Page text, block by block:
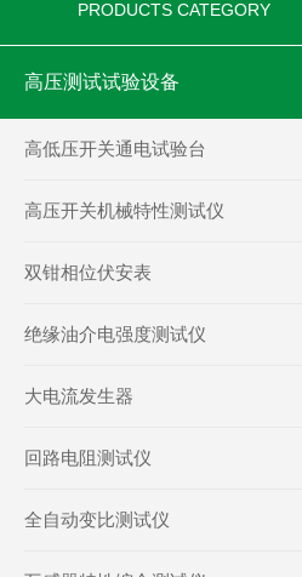
PRODUCTS CATEGORY
高压测试试验设备
高低压开关通电试验台
高压开关机械特性测试仪
双钳相位伏安表
绝缘油介电强度测试仪
大电流发生器
回路电阻测试仪
全自动变比测试仪